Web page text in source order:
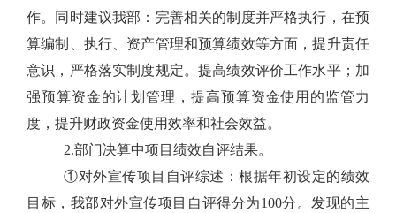
作。同时建议我部：完善相关的制度并严格执行，在预
算编制、执行、资产管理和预算绩效等方面，提升责任
意识，严格落实制度规定。提高绩效评价工作水平；加
强预算资金的计划管理，提高预算资金使用的监管力
度，提升财政资金使用效率和社会效益。
2.部门决算中项目绩效自评结果。
①对外宣传项目自评综述：根据年初设定的绩效
目标，我部对外宣传项目自评得分为100分。发现的主